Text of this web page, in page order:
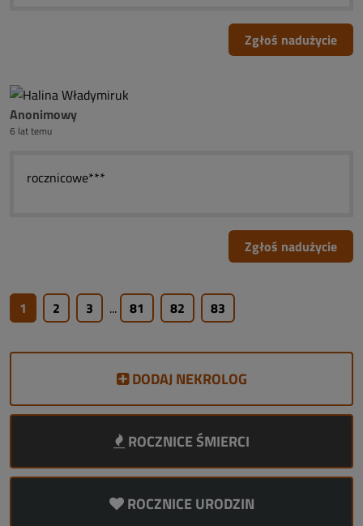
Zgłoś nadużycie
Anonimowy
6 lat temu
rocznicowe***
Zgłoś nadużycie
1 2 3 ... 81 82 83
DODAJ NEKROLOG
ROCZNICE ŚMIERCI
ROCZNICE URODZIN